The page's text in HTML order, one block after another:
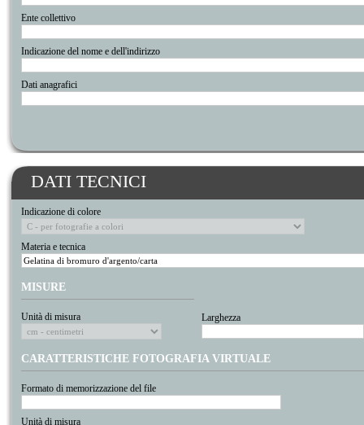
Ente collettivo
Indicazione del nome e dell'indirizzo
Dati anagrafici
DATI TECNICI
Indicazione di colore
Materia e tecnica
MISURE
Unità di misura Larghezza
CARATTERISTICHE FOTOGRAFIA VIRTUALE
Formato di memorizzazione del file
Unità di misura